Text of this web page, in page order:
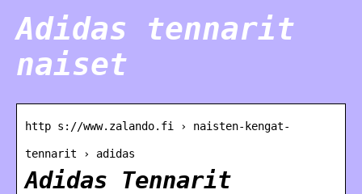
Adidas tennarit
naiset
http s://www.zalando.fi › naisten-kengat-
tennarit › adidas
Adidas Tennarit